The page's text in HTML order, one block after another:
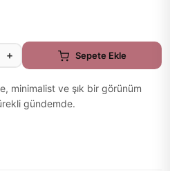
+ Sepete Ekle
minimalist ve şık bir görünüm
gündemde.